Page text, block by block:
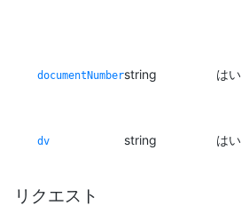
documentNumberstring はい
dv string はい
リクエスト